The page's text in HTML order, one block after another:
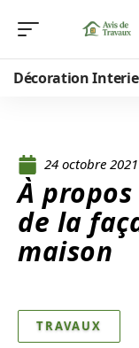
Décoration
24 octobre 2021
À
de la
maison
TRAVAUX